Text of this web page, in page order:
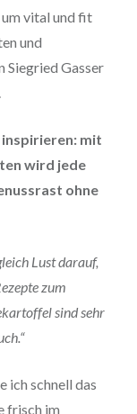
um vital und fit
und
Siegried Gasser
inspirieren: mit
wird jede
ohne
Lust darauf,
zum
sind sehr
ich schnell das
frisch im